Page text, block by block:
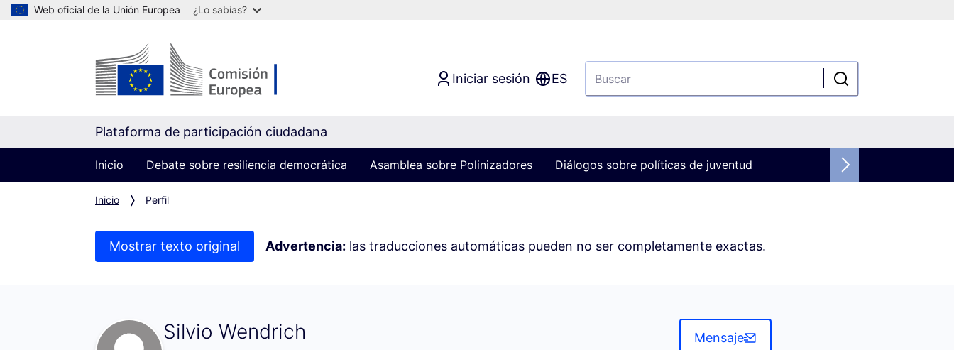
Web oficial de la Unión Europea ¿Lo sabías?
Iniciar sesión ES
Plataforma de participación ciudadana
Inicio Debate sobre resiliencia democrática Asamblea sobre Polinizadores Diálogos sobre políticas de juventud
Inicio Perfil
Mostrar texto original Advertencia: las traducciones automáticas pueden no ser completamente exactas.
Silvio Wendrich
Mi actividad (Silvio Wendrich)
Mensaje